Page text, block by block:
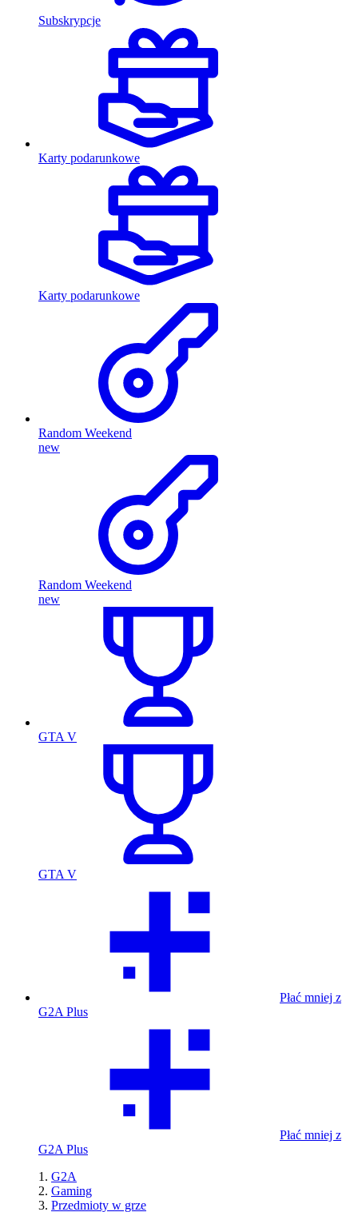
Subskrypcje
Karty podarunkowe
Karty podarunkowe
Random Weekend
new
Random Weekend
new
GTA V
GTA V
Płać mniej z
G2A Plus
Płać mniej z
G2A Plus
G2A
Gaming
Przedmioty w grze